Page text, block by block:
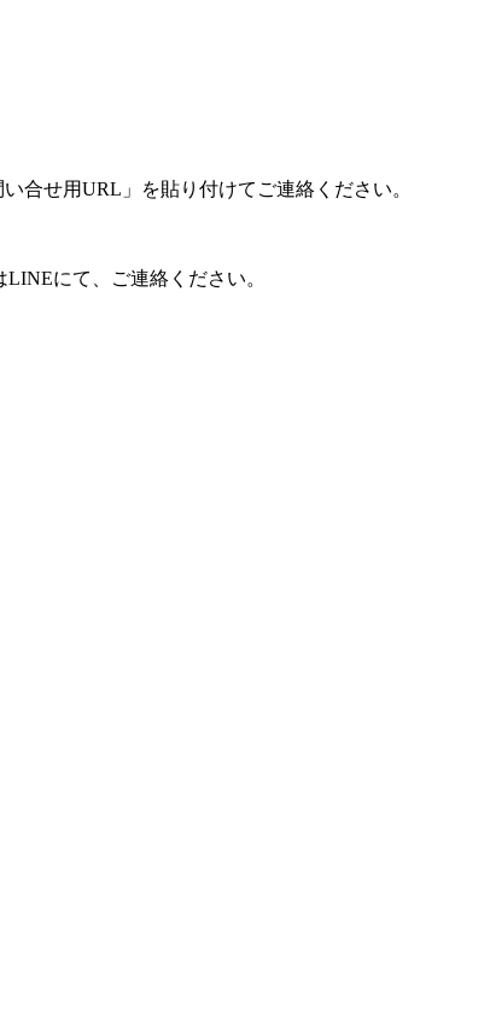
合せ用URL」を貼り付けてご連絡ください。
にて、ご連絡ください。